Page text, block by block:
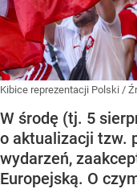
Kibice reprezentacji Polski /
W środę (tj. 5
o aktualizacji tzw.
wydarzeń,
Europejską. O